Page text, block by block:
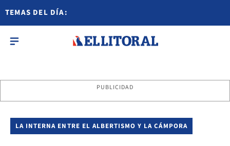
TEMAS DEL DÍA:
PUBLICIDAD
LA INTERNA ENTRE EL ALBERTISMO Y LA CÁMPORA